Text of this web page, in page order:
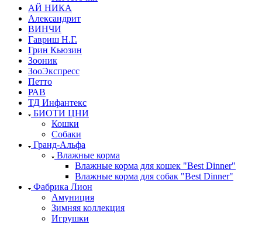
АЙ НИКА
Александрит
ВИНЧИ
Гавриш Н.Г.
Грин Кьюзин
Зооник
ЗооЭкспресс
Петто
РАВ
ТД Инфантекс
БИОТИ ЦНИ
Кошки
Собаки
Гранд-Альфа
Влажные корма
Влажные корма для кошек "Best Dinner"
Влажные корма для собак "Best Dinner"
Фабрика Лион
Амуниция
Зимняя коллекция
Игрушки